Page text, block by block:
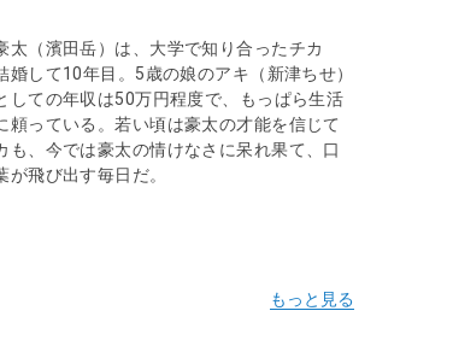
太（濱田岳）は、大学で知り合ったチカ
婚して10年目。5歳の娘のアキ（新津ちせ）
しての年収は50万円程度で、もっぱら生活
頼っている。若い頃は豪太の才能を信じて
も、今では豪太の情けなさに呆れ果て、口
飛び出す毎日だ。